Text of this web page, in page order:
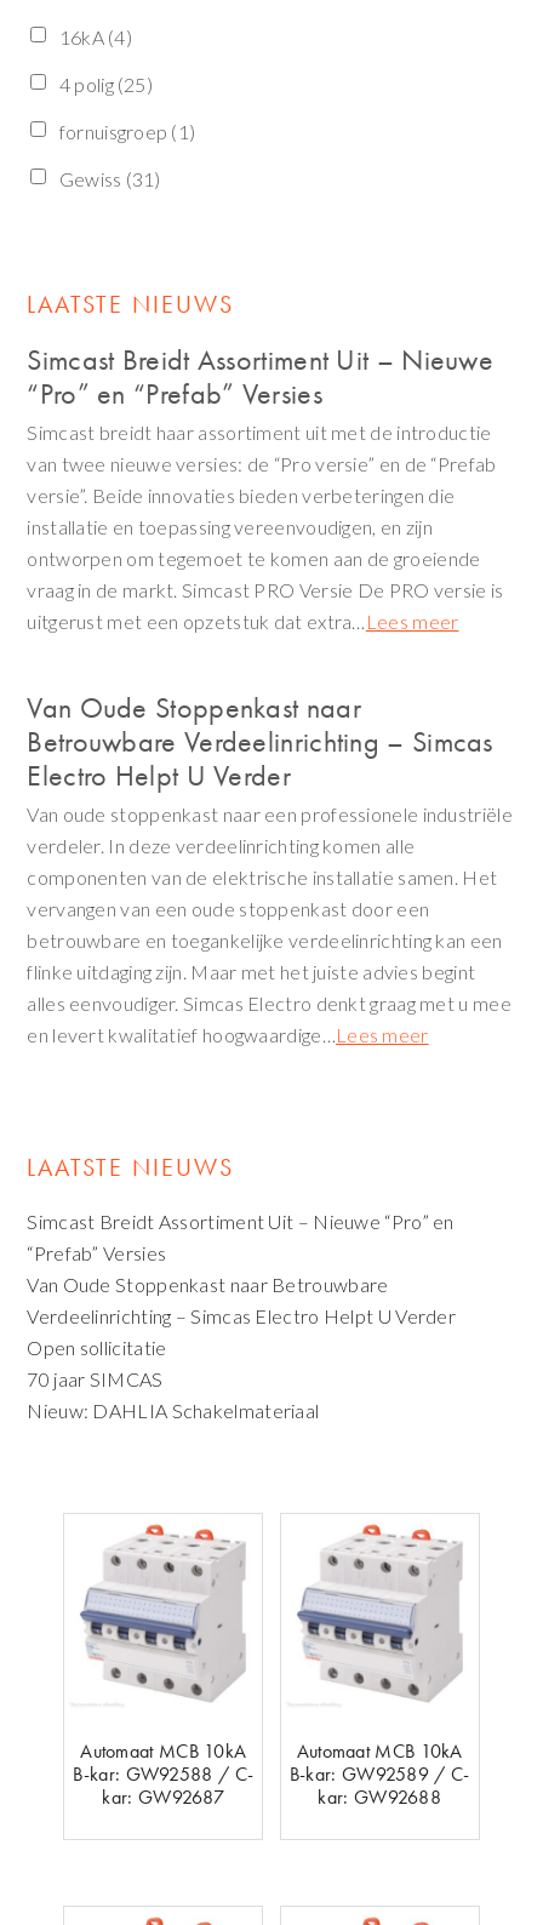
16kA (4)
4 polig (25)
fornuisgroep (1)
Gewiss (31)
LAATSTE NIEUWS
Simcast Breidt Assortiment Uit – Nieuwe
“Pro” en “Prefab” Versies
Simcast breidt haar assortiment uit met de introductie
van twee nieuwe versies: de “Pro versie” en de “Prefab
versie”. Beide innovaties bieden verbeteringen die
installatie en toepassing vereenvoudigen, en zijn
ontworpen om tegemoet te komen aan de groeiende
vraag in de markt. Simcast PRO Versie De PRO versie is
uitgerust met een opzetstuk dat extra… Lees meer
Van Oude Stoppenkast naar
Betrouwbare Verdeelinrichting – Simcas
Electro Helpt U Verder
Van oude stoppenkast naar een professionele industriële
verdeler. In deze verdeelinrichting komen alle
componenten van de elektrische installatie samen. Het
vervangen van een oude stoppenkast door een
betrouwbare en toegankelijke verdeelinrichting kan een
flinke uitdaging zijn. Maar met het juiste advies begint
alles eenvoudiger. Simcas Electro denkt graag met u mee
en levert kwalitatief hoogwaardige…Lees meer
LAATSTE NIEUWS
Simcast Breidt Assortiment Uit – Nieuwe “Pro” en
“Prefab” Versies
Van Oude Stoppenkast naar Betrouwbare
Verdeelinrichting – Simcas Electro Helpt U Verder
Open sollicitatie
70 jaar SIMCAS
Nieuw: DAHLIA Schakelmateriaal
Automaat MCB 10kA
B-kar: GW92588 / C-
kar: GW92687
Automaat MCB 10kA
B-kar: GW92589 / C-
kar: GW92688